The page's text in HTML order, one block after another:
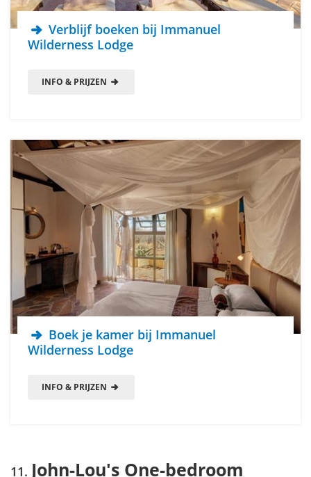
Verblijf boeken bij Immanuel
Wilderness Lodge
INFO & PRIJZEN
Boek je kamer bij Immanuel
Wilderness Lodge
INFO & PRIJZEN
John-Lou's One-bedroom